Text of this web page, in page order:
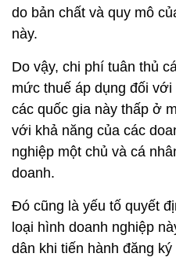
do bản chất và quy mô
này.
Do vậy, chi phí tuân thủ
mức thuế áp dụng đối
các quốc gia này thấp ở
với khả năng của các
nghiệp một chủ và cá
doanh.
Đó cũng là yếu tố quyết
loại hình doanh nghiệp
dân khi tiến hành đăng